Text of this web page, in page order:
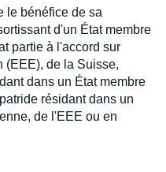
le bénéfice de sa
d'un État membre
partie à l'accord sur
(EEE), de la Suisse,
dans un État membre
résidant dans un
de l'EEE ou en